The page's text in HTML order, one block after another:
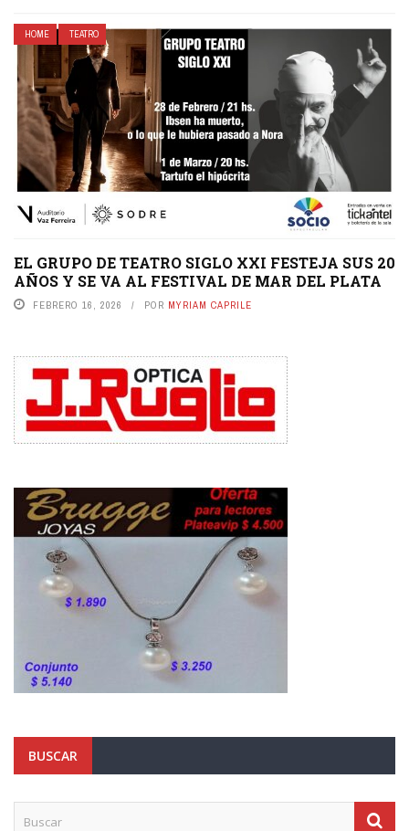
HOME TEATRO
EL GRUPO DE TEATRO SIGLO XXI FESTEJA SUS 20
AÑOS Y SE VA AL FESTIVAL DE MAR DEL PLATA
FEBRERO 16, 2026 POR MYRIAM CAPRILE
BUSCAR